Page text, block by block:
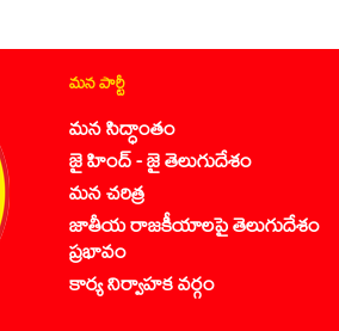
మన పార్టీ
మన సిద్ధాంతం
జై హింద్ - జై తెలుగుదేశం
మన చరిత్ర
జాతీయ రాజకీయాలపై తెలుగుదేశం
ప్రభావం
కార్య నిర్వాహక వర్గం